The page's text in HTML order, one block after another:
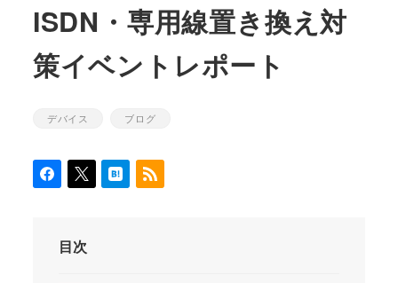
ISDN・専用線置き換え対
策イベントレポート
カテゴリー
デバイス カテゴリー
ブログ
目次